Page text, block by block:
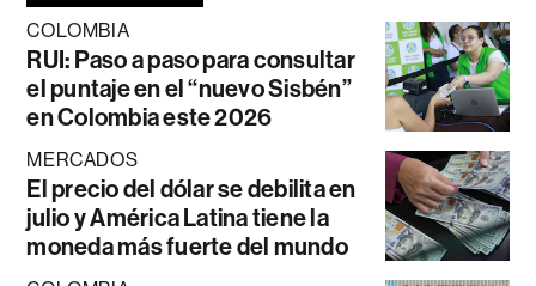
COLOMBIA
RUI: Paso a paso para consultar
el puntaje en el “nuevo Sisbén”
en Colombia este 2026
MERCADOS
El precio del dólar se debilita en
julio y América Latina tiene la
moneda más fuerte del mundo